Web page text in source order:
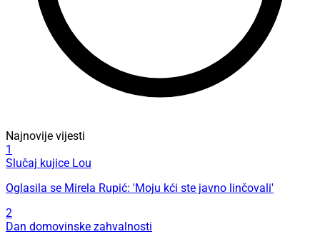
Najnovije vijesti
1
Slučaj kujice Lou
Oglasila se Mirela Rupić: 'Moju kći ste javno linčovali'
2
Dan domovinske zahvalnosti